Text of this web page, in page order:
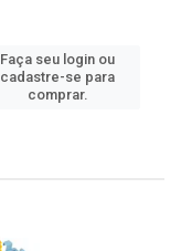
Faça seu login ou
cadastre-se para
comprar.